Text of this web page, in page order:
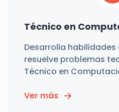
Técnico en
Desarrolla
resuelve problemas
Técnico en
Ver más